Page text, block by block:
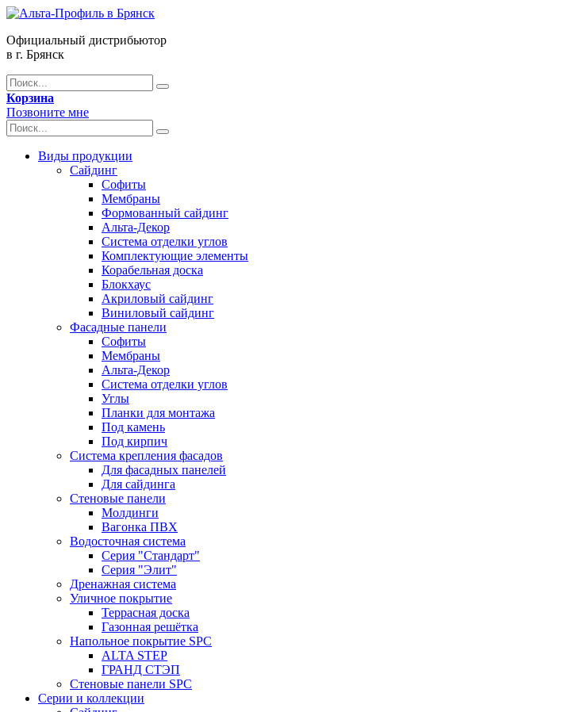
Официальный дистрибьютор
в г. Брянск
Корзина
Позвоните мне
Виды продукции
Сайдинг
Софиты
Мембраны
Формованный сайдинг
Альта-Декор
Система отделки углов
Комплектующие элементы
Корабельная доска
Блокхаус
Акриловый сайдинг
Виниловый сайдинг
Фасадные панели
Софиты
Мембраны
Альта-Декор
Система отделки углов
Углы
Планки для монтажа
Под камень
Под кирпич
Система крепления фасадов
Для фасадных панелей
Для сайдинга
Стеновые панели
Молдинги
Вагонка ПВХ
Водосточная система
Серия "Стандарт"
Серия "Элит"
Дренажная система
Уличное покрытие
Террасная доска
Газонная решётка
Напольное покрытие SPC
ALTA STEP
ГРАНД СТЭП
Стеновые панели SPC
Серии и коллекции